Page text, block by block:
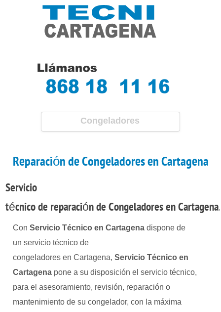
Congeladores
Reparación de Congeladores en Cartagena
Servicio
técnico de reparación de Congeladores en Cartagena.
Con Servicio Técnico en Cartagena dispone de
un servicio técnico de
congeladores en Cartagena, Servicio Técnico en
Cartagena pone a su disposición el servicio técnico,
para el asesoramiento, revisión, reparación o
mantenimiento de su congelador, con la máxima